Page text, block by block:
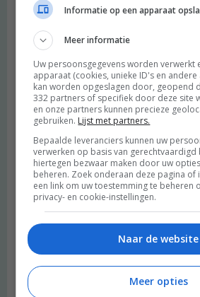
Miranda schreef:
Ik eet van alles wat. Er zijn geen dingen
suiker of..) die ik helemaal niet meer eet.
ik altijd al en dat werkt voor mij perfect.
Beantwoorden
Griekeschreef:
2014 OM
Ja, dit begrijp ik helemaal. De hele
lijkt voor sommige mensen een obsessie
problemen mee, maar dat werkt
iedereen. Het probleem ken ik zelf ook:
doe om slank te blijven, wat voor veel
om kritiek te leveren op de manier
Informatie op een apparaat
Meer informatie
Uw persoonsgegevens worden verwerkt
apparaat (cookies, unieke ID's en
kan worden opgeslagen door, geopend
332 partners of specifiek door deze site
en onze partners kunnen precieze
gebruiken. Lijst met partners.
Bepaalde leveranciers kunnen uw
verwerken op basis van gerechtvaardigd
hiertegen bezwaar maken door uw
beheren. Zoek onderaan deze pagina of
een link om uw toestemming te beheren
privacy- en cookie-instellingen.
Naar de website
Meer opties